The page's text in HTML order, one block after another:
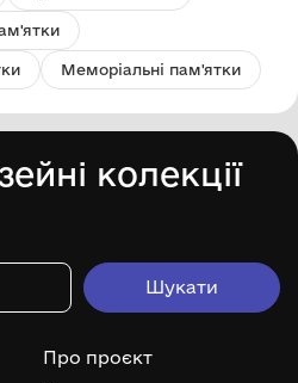
Меморіальні пам'ятки
колекції
Про проєкт